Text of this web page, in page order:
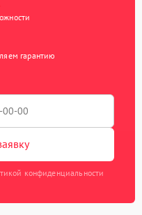
гарантию
конфиденциальности